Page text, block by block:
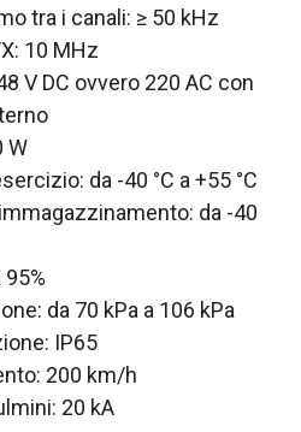
tra i canali: ≥ 50 kHz
10 MHz
V DC ovvero 220 AC con
W
da -40 °C a +55 °C
da -40
95%
da 70 kPa a 106 kPa
IP65
200 km/h
20 kA